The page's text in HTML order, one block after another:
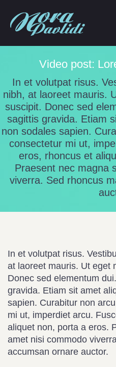
Video post:
In et volutpat risus.
nibh, at laoreet mauris.
suscipit. Donec sed
sagittis gravida. Etiam
non sodales sapien.
consectetur mi ut,
eros, rhoncus et
Praesent nec magna
viverra. Sed rhoncus
In et volutpat risus.
at laoreet mauris. Ut eget
Donec sed elementum
gravida. Etiam sit amet
sapien. Curabitur non
mi ut, imperdiet arcu.
aliquet non, porta a eros.
amet nisi commodo
accumsan ornare auctor.